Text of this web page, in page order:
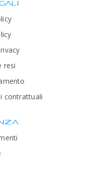
resi
contrattuali